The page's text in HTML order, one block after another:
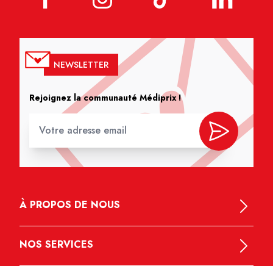
NEWSLETTER
Rejoignez la communauté Médiprix !
À PROPOS DE NOUS
NOS SERVICES